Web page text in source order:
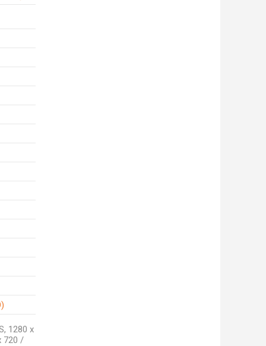
1280 x
720 /